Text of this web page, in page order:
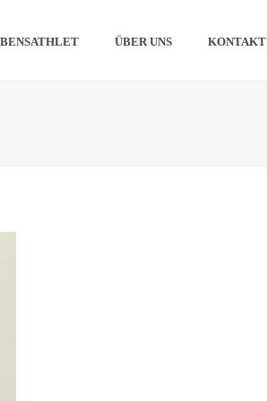
ÜBER UNS KONTAKT